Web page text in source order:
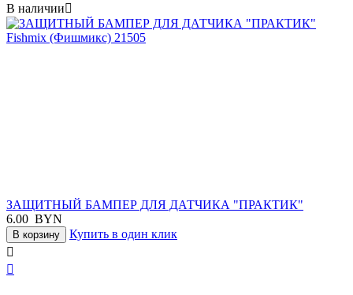
В наличии
ЗАЩИТНЫЙ БАМПЕР ДЛЯ ДАТЧИКА "ПРАКТИК"
6.00 BYN
В корзину
Купить в один клик

